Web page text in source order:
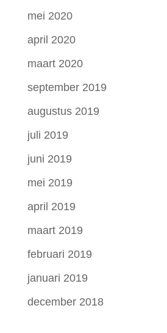
mei 2020
april 2020
maart 2020
september 2019
augustus 2019
juli 2019
juni 2019
mei 2019
april 2019
maart 2019
februari 2019
januari 2019
december 2018